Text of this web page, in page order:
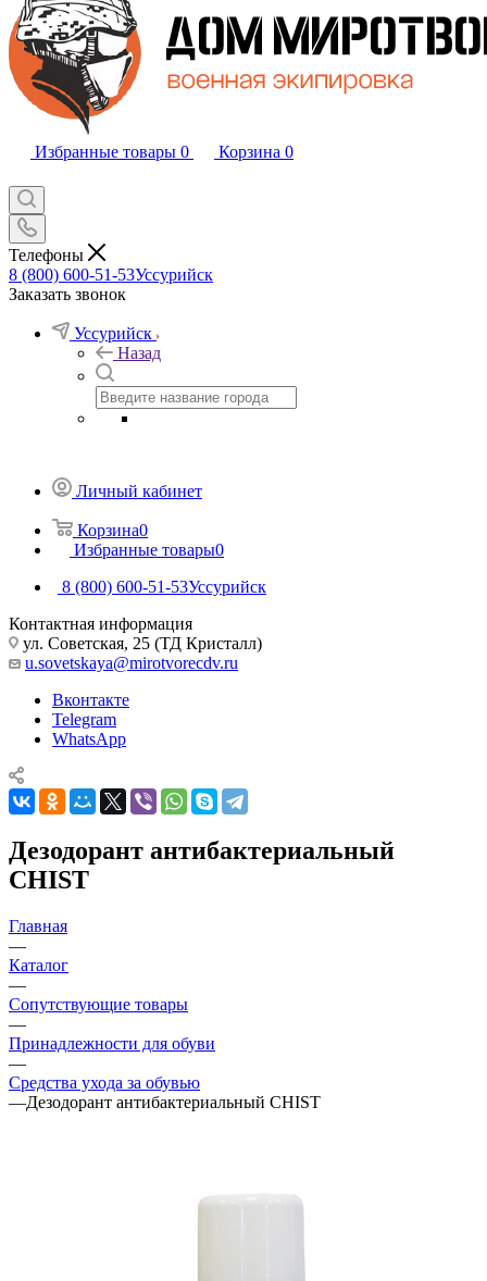
Избранные товары 0 Корзина 0
Телефоны
8 (800) 600-51-53Уссурийск
Заказать звонок
Уссурийск
Назад
Личный кабинет
Корзина0
Избранные товары0
8 (800) 600-51-53Уссурийск
Контактная информация
ул. Советская, 25 (ТД Кристалл)
u.sovetskaya@mirotvorecdv.ru
Вконтакте
Telegram
WhatsApp
Дезодорант антибактериальный
CHIST
Главная
—
Каталог
—
Сопутствующие товары
—
Принадлежности для обуви
—
Средства ухода за обувью
—Дезодорант антибактериальный CHIST